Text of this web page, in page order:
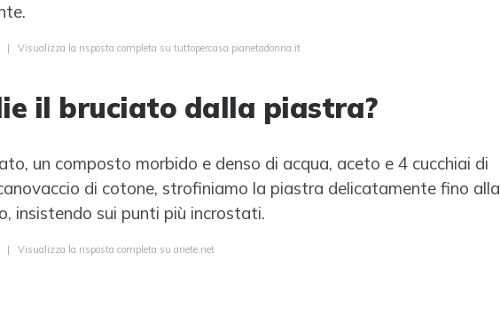
| Visualizza la risposta completa su tuttopercasa.pianetadonna.it
il bruciato dalla piastra?
un composto morbido e denso di acqua, aceto e 4 cucchiai di
di cotone, strofiniamo la piastra delicatamente fino alla
insistendo sui punti più incrostati.
| Visualizza la risposta completa su ariete.net